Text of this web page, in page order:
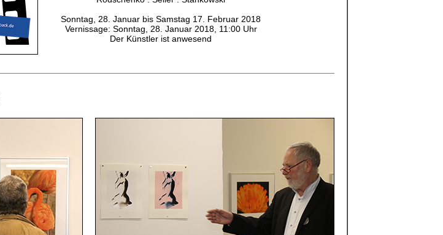
Sonntag, 28. Januar bis Samstag 17. Februar 2018
Vernissage: Sonntag, 28. Januar 2018, 11:00 Uhr
Der Künstler ist anwesend